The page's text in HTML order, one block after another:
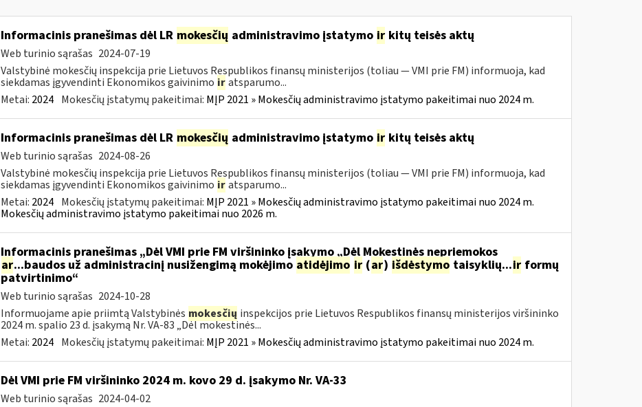
Informacinis pranešimas dėl LR mokesčių administravimo įstatymo irkitų teisės aktų
Web turinio sąrašas 2024-07-19
Valstybinė mokesčių inspekcija prie Lietuvos Respublikos finansų ministerijos (toliau — VMI prie FM) informuoja, kad
siekdamas įgyvendinti Ekonomikos gaivinimo ir atsparumo...
Metai: 2024 Mokesčių įstatymų pakeitimai: MĮP 2021 » Mokesčių administravimo įstatymo pakeitimai nuo 2024 m.
Informacinis pranešimas dėl LR mokesčių administravimo įstatymo irkitų teisės aktų
Web turinio sąrašas 2024-08-26
Valstybinė mokesčių inspekcija prie Lietuvos Respublikos finansų ministerijos (toliau — VMI prie FM) informuoja, kad
siekdamas įgyvendinti Ekonomikos gaivinimo ir atsparumo...
Metai: 2024 Mokesčių įstatymų pakeitimai: MĮP 2021 » Mokesčių administravimo įstatymo pakeitimai nuo 2024 m.
Mokesčių administravimo įstatymo pakeitimai nuo 2026 m.
Informacinis pranešimas „Dėl VMI prie FM viršininko įsakymo „Dėl Mokestinės nepriemokos
ar...baudos už administracinį nusižengimą mokėjimo atidėjimo ir(ar) išdėstymo taisyklių...irformų
patvirtinimo“
Web turinio sąrašas 2024-10-28
Informuojame apie priimtą Valstybinės mokesčių inspekcijos prie Lietuvos Respublikos finansų ministerijos viršininko
2024 m. spalio 23 d. įsakymą Nr. VA-83 „Dėl mokestinės...
Metai: 2024 Mokesčių įstatymų pakeitimai: MĮP 2021 » Mokesčių administravimo įstatymo pakeitimai nuo 2024 m.
Dėl VMI prie FM viršininko 2024 m. kovo 29 d. įsakymo Nr. VA-33
Web turinio sąrašas 2024-04-02